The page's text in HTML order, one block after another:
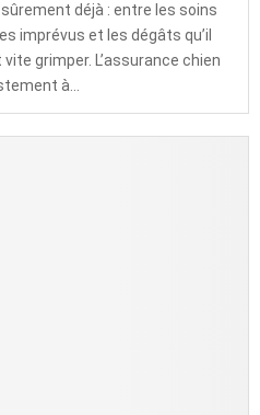
déjà : entre les soins
imprévus et les dégâts qu’il
grimper. L’assurance chien
à...